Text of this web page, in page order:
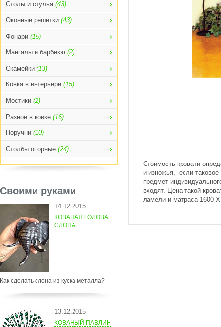
Столы и стулья (43)
Оконные решётки (43)
Фонари (15)
Мангалы и барбекю (2)
Скамейки (13)
Ковка в интерьере (15)
Мостики (2)
Разное в ковке (16)
Поручни (10)
Столбы опорные (24)
Своими руками
14.12.2015
КОВАНАЯ ГОЛОВА
СЛОНА.
Как сделать слона из куска металла?
13.12.2015
КОВАНЫЙ ПАВЛИН
Стоимость кровати
и изножья, если
предмет
входят. Цена такой
ламели и матраса 1600